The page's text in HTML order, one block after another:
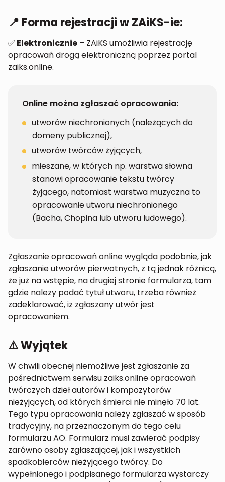
📍 Forma rejestracji w ZAiKS-ie:
✅ Elektronicznie – ZAiKS umożliwia rejestrację
opracowań drogą elektroniczną poprzez portal
zaiks.online.
Online można zgłaszać opracowania:
utworów niechronionych (należących do
domeny publicznej),
utworów twórców żyjących,
mieszane, w których np. warstwa słowna
stanowi opracowanie tekstu twórcy
żyjącego, natomiast warstwa muzyczna to
opracowanie utworu niechronionego
(Bacha, Chopina lub utworu ludowego).
Zgłaszanie opracowań online wygląda podobnie, jak
zgłaszanie utworów pierwotnych, z tą jednak różnicą,
że już na wstępie, na drugiej stronie formularza, tam
gdzie należy podać tytuł utworu, trzeba również
zadeklarować, iż zgłaszany utwór jest
opracowaniem.
⚠️ Wyjątek
W chwili obecnej niemożliwe jest zgłaszanie za
pośrednictwem serwisu zaiks.online opracowań
twórczych dzieł autorów i kompozytorów
nieżyjących, od których śmierci nie minęło 70 lat.
Tego typu opracowania należy zgłaszać w sposób
tradycyjny, na przeznaczonym do tego celu
formularzu AO. Formularz musi zawierać podpisy
zarówno osoby zgłaszającej, jak i wszystkich
spadkobierców nieżyjącego twórcy. Do
wypełnionego i podpisanego formularza wystarczy